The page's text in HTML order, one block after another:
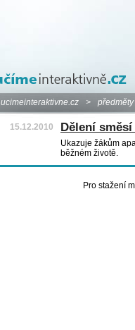
ucimeinteraktivne.cz > předměty
15.12.2010 Dělení směsí
Ukazuje žákům
běžném životě.
Pro stažení